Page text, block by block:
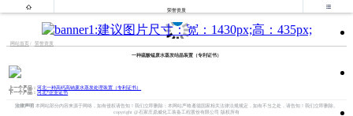

荣誉资质

网站首页 荣誉资质
一种硫酸锰废水蒸发结晶装置（专利证书）
上一个产品：河北一种高钙高钠废水蒸发处理装置（专利证书）
下一个产品：河北*企业证书
法律声明 本网站部分内容来源于网络，如有侵权请告知！我们立即删除；本网站严格遵循国家相关法律法规规定，如有不当之处，请告知！我们立即删除。
copyright @石家庄鼎威化工装备工程股份有限公司 版权所有